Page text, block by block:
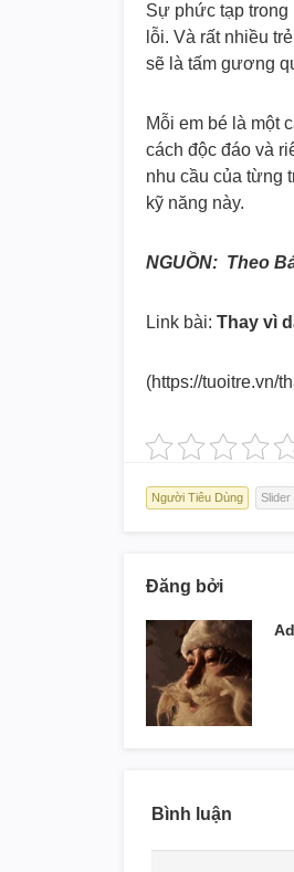
Sự phức tạp trong
lỗi. Và rất nhiều
sẽ là tấm gương
Mỗi em bé là một
cách độc đáo và
nhu cầu của từng
kỹ năng này.
NGUỒN: Theo
Link bài: Thay vì
(https://tuoitre.vn/
Người Tiêu Dùng Slider
Đăng bởi
Bình luận